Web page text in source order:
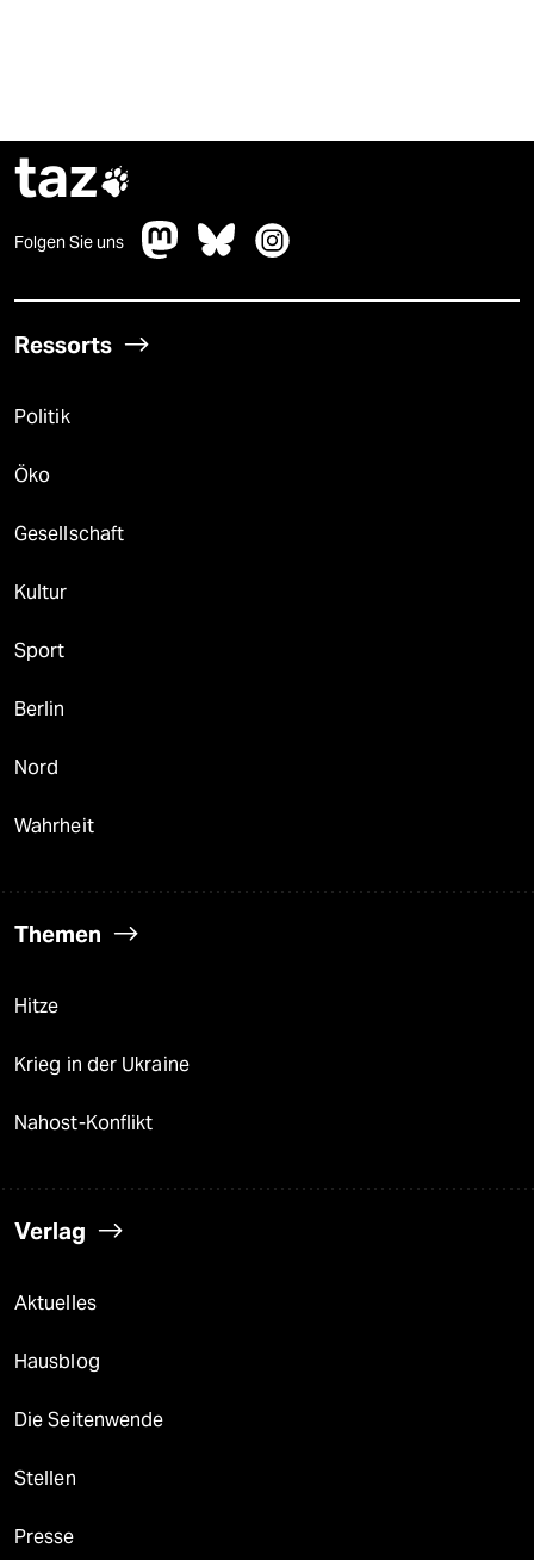
taz
Folgen Sie uns
Ressorts
Politik
Öko
Gesellschaft
Kultur
Sport
Berlin
Nord
Wahrheit
Themen
Hitze
Krieg in der Ukraine
Nahost-Konflikt
Verlag
Aktuelles
Hausblog
Die Seitenwende
Stellen
Presse